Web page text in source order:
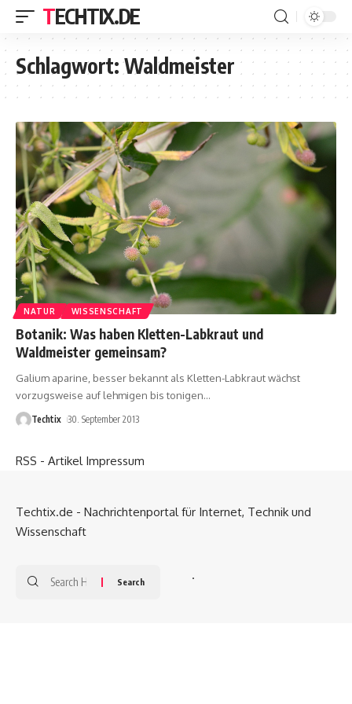
TECHTIX.DE
Schlagwort:Waldmeister
NATUR WISSENSCHAFT
Botanik: Was haben Kletten-Labkraut und
Waldmeister gemeinsam?
Galium aparine, besser bekannt als Kletten-Labkraut wächst
vorzugsweise auf lehmigen bis tonigen…
Techtix 30. September 2013
RSS - Artikel Impressum
Techtix.de - Nachrichtenportal für Internet, Technik und
Wissenschaft
.